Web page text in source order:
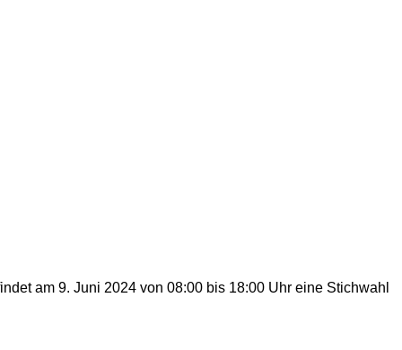
am 9. Juni 2024 von 08:00 bis 18:00 Uhr eine Stichwahl